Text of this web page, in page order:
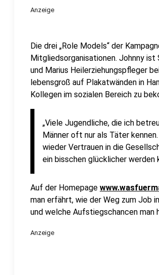
Anzeige
Die drei „Role Models“ der
Mitgliedsorganisationen. Johnny ist
und Marius Heilerziehungspfleger
lebensgroß auf Plakatwänden in
Kollegen im sozialen Bereich zu
„Viele Jugendliche, die ich
Männer oft nur als Täter
wieder Vertrauen in die
ein bisschen glücklicher werden
Auf der Homepage
man erfährt, wie der Weg zum Job
und welche Aufstiegschancen man
Anzeige